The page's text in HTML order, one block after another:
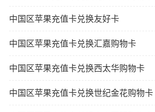
中国区苹果充值卡兑换友好卡
中国区苹果充值卡兑换汇嘉购物卡
中国区苹果充值卡兑换西太华购物卡
中国区苹果充值卡兑换世纪金花购物卡